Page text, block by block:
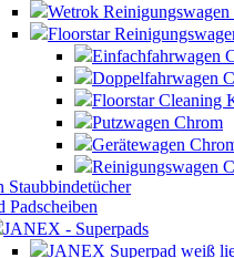
Wetrok Reinigungswagen
Floorstar
Einfachfahrwagen
Doppelfahrwagen
Floorstar Cleaning
Putzwagen Chrom
Gerätewagen
Reinigungswagen
Staubbindetücher
Padscheiben
JANEX - Superpads
JANEX Superpad weiß